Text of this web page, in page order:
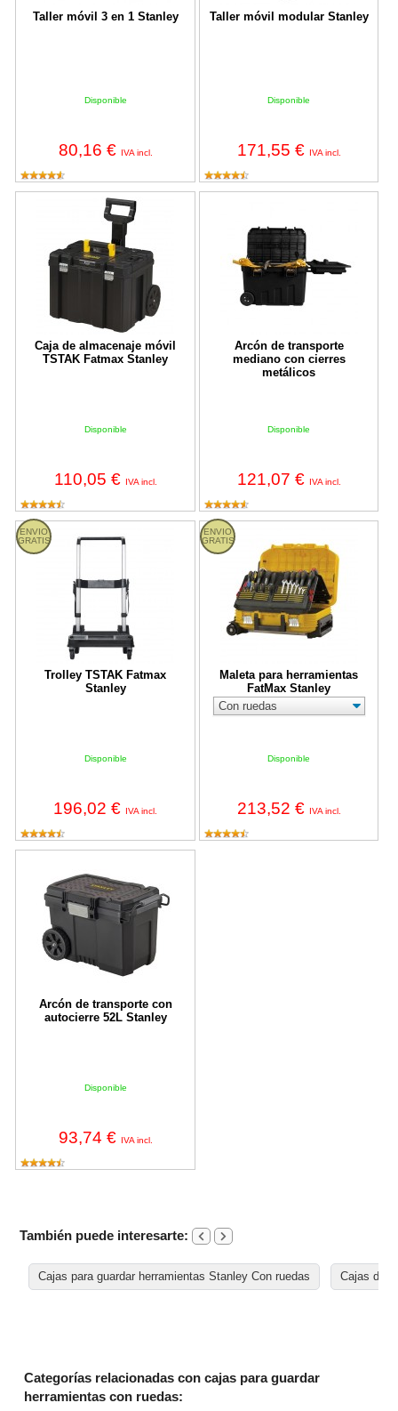
Taller móvil 3 en 1 Stanley
Disponible
80,16 € IVA incl.
Taller móvil modular Stanley
Disponible
171,55 € IVA incl.
Caja de almacenaje móvil
TSTAK Fatmax Stanley
Disponible
110,05 € IVA incl.
Caja de almacenaje móvil TSTAK Fatmax Stanley
Arcón de transporte
mediano con cierres
metálicos
Disponible
121,07 € IVA incl.
ENVIO
GRATIS
Trolley TSTAK Fatmax
Stanley
Disponible
196,02 € IVA incl.
Trolley TSTAK Fatmax Stanley
ENVIO
GRATIS
Maleta para herramientas
FatMax Stanley
Disponible
213,52 € IVA incl.
Maleta para herramientas
Arcón de transporte con
autocierre 52L Stanley
Disponible
93,74 € IVA incl.
También puede interesarte:
Cajas para guardar herramientas Stanley Con ruedas Cajas de
Categorías relacionadas con cajas para guardar
herramientas con ruedas: